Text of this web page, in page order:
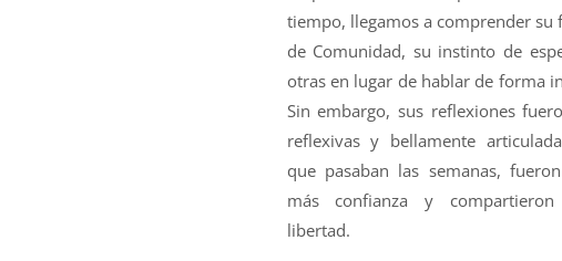
tiempo, llegamos a comprender su
de Comunidad, su instinto de
otras en lugar de hablar de forma
Sin embargo, sus reflexiones
reflexivas y bellamente
que pasaban las semanas,
más confianza y
libertad.